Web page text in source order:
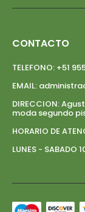
CONTACTO
TELEFONO: +51
EMAIL:
DIRECCION:
moda segundo
HORARIO DE
LUNES - SABADO